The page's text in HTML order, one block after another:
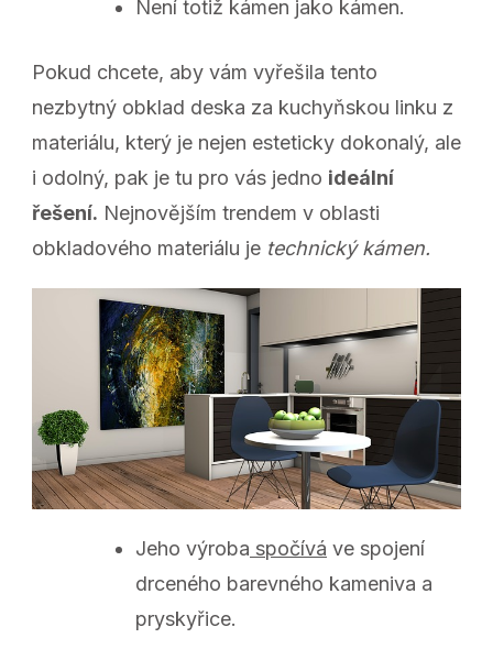
Není totiž kámen jako kámen.
Pokud chcete, aby vám vyřešila tento
nezbytný obklad deska za kuchyňskou linku z
materiálu, který je nejen esteticky dokonalý, ale
i odolný, pak je tu pro vás jedno ideální
řešení. Nejnovějším trendem v oblasti
obkladového materiálu je technický kámen.
Jeho výroba spočívá ve spojení
drceného barevného kameniva a
pryskyřice.